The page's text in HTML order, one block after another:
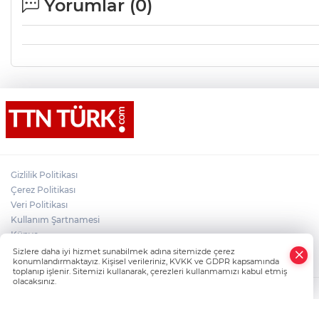
Yorumlar (0)
Gizlilik Politikası
Çerez Politikası
Veri Politikası
Kullanım Şartnamesi
Künye
İletişim
Sizlere daha iyi hizmet sunabilmek adına sitemizde çerez
konumlandırmaktayız. Kişisel verileriniz, KVKK ve GDPR kapsamında
toplanıp işlenir. Sitemizi kullanarak, çerezleri kullanmamızı kabul etmiş
olacaksınız.
Whatsapp